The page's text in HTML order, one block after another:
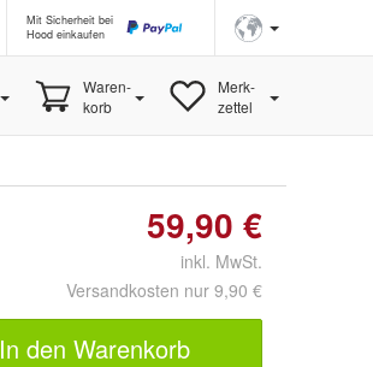
Mit Sicherheit bei
Hood einkaufen
Waren-
korb
Merk-
zettel
59,90 €
inkl. MwSt.
Versandkosten nur 9,90 €
In den Warenkorb